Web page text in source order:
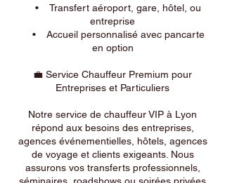
• Transfert aéroport, gare, hôtel, ou
entreprise
• Accueil personnalisé avec pancarte
en option
💼 Service Chauffeur Premium pour
Entreprises et Particuliers
Notre service de chauffeur VIP à Lyon
répond aux besoins des entreprises,
agences événementielles, hôtels, agences
de voyage et clients exigeants. Nous
assurons vos transferts professionnels,